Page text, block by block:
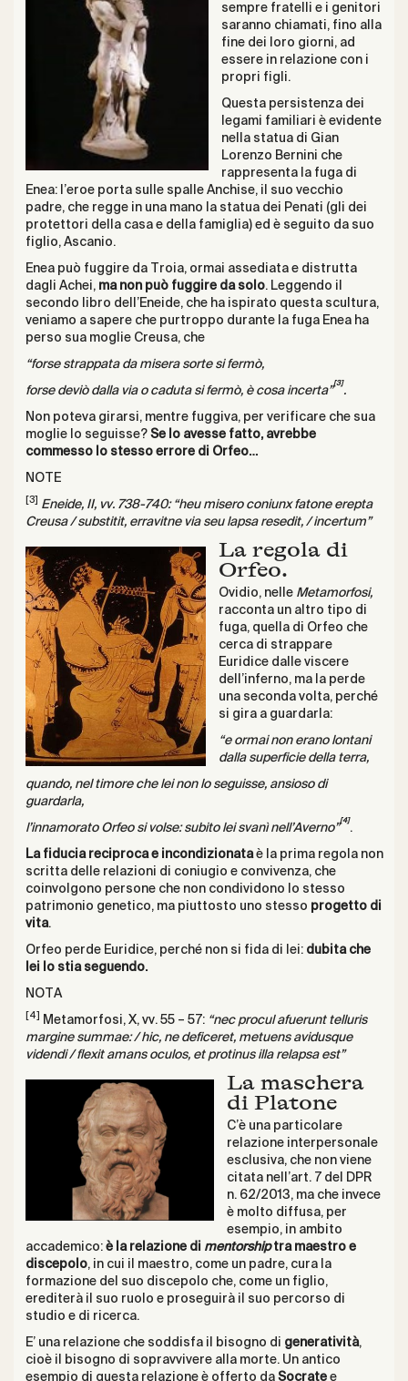
sempre fratelli e i genitori
saranno chiamati, fino alla
fine dei loro giorni, ad
essere in relazione con i
propri figli.
Questa persistenza dei
legami familiari è evidente
nella statua di Gian
Lorenzo Bernini che
rappresenta la fuga di
Enea: l’eroe porta sulle spalle Anchise, il suo vecchio
padre, che regge in una mano la statua dei Penati (gli dei
protettori della casa e della famiglia) ed è seguito da suo
figlio, Ascanio.
Enea può fuggire da Troia, ormai assediata e distrutta
dagli Achei, ma non può fuggire da solo. Leggendo il
secondo libro dell’Eneide, che ha ispirato questa scultura,
veniamo a sapere che purtroppo durante la fuga Enea ha
perso sua moglie Creusa, che
“forse strappata da misera sorte si fermò,
forse deviò dalla via o caduta si fermò, è cosa incerta”
[3]
.
Non poteva girarsi, mentre fuggiva, per verificare che sua
moglie lo seguisse? Se lo avesse fatto, avrebbe
commesso lo stesso errore di Orfeo…
NOTE
[3]
Eneide, II, vv. 738-740: “heu misero coniunx fatone erepta
Creusa / substitit, erravitne via seu lapsa resedit, / incertum”
La regola di
Orfeo.
Ovidio, nelle Metamorfosi,
racconta un altro tipo di
fuga, quella di Orfeo che
cerca di strappare
Euridice dalle viscere
dell’inferno, ma la perde
una seconda volta, perché
si gira a guardarla:
“e ormai non erano lontani
dalla superficie della terra,
quando, nel timore che lei non lo seguisse, ansioso di
guardarla,
l’innamorato Orfeo si volse: subito lei svanì nell’Averno”
[4]
.
La fiducia reciproca e incondizionataè la prima regola non
scritta delle relazioni di coniugio e convivenza, che
coinvolgono persone che non condividono lo stesso
patrimonio genetico, ma piuttosto uno stesso progetto di
vita.
Orfeo perde Euridice, perché non si fida di lei: dubita che
lei lo stia seguendo.
NOTA
[4] Metamorfosi, X, vv. 55 – 57: “nec procul afuerunt telluris
margine summae: / hic, ne deficeret, metuens avidusque
videndi / flexit amans oculos, et protinus illa relapsa est”
La maschera
di Platone
C’è una particolare
relazione interpersonale
esclusiva, che non viene
citata nell’art. 7 del DPR
n. 62/2013, ma che invece
è molto diffusa, per
esempio, in ambito
accademico: è la relazione di mentorshiptra maestro e
discepolo, in cui il maestro, come un padre, cura la
formazione del suo discepolo che, come un figlio,
erediterà il suo ruolo e proseguirà il suo percorso di
studio e di ricerca.
E’ una relazione che soddisfa il bisogno di generatività,
cioè il bisogno di sopravvivere alla morte. Un antico
esempio di questa relazione è offerto da Socratee